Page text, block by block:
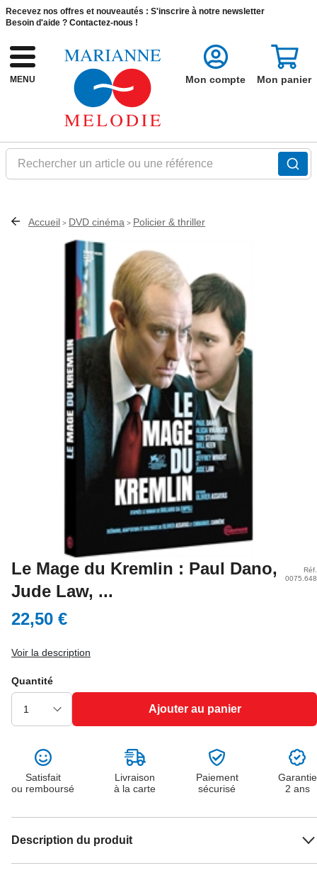
Recevez nos offres et nouveautés : S'inscrire à notre newsletter
Besoin d'aide ? Contactez-nous !
MENU
Rechercher un article ou une référence
Mon compte Mon panier
Accueil > DVD cinéma > Policier & thriller
Le Mage du Kremlin : Paul Dano,
Jude Law, ...
Réf.
0075.648
22,50 €
Voir la description
Quantité
Ajouter au panier
Satisfait
ou remboursé
Livraison
à la carte
Paiement
sécurisé
Garantie
2 ans
Description du produit